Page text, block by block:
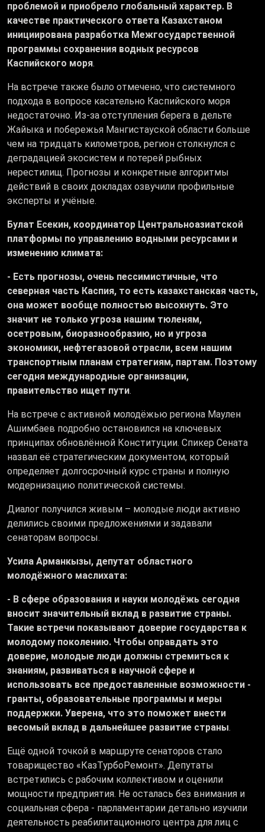
проблемой и приобрело глобальный характер. В
качестве практического ответа Казахстаном
инициирована разработка Межгосударственной
программы сохранения водных ресурсов
Каспийского моря.
На встрече также было отмечено, что системного
подхода в вопросе касательно Каспийского моря
недостаточно. Из-за отступления берега в дельте
Жайыка и побережья Мангистауской области больше
чем на тридцать километров, регион столкнулся с
деградацией экосистем и потерей рыбных
нерестилищ. Прогнозы и конкретные алгоритмы
действий в своих докладах озвучили профильные
эксперты и учёные.
Булат Есекин, координатор Центральноазиатской
платформы по управлению водными ресурсами и
изменению климата:
- Есть прогнозы, очень пессимистичные, что
северная часть Каспия, то есть казахстанская часть,
она может вообще полностью высохнуть. Это
значит не только угроза нашим тюленям,
осетровым, биоразнообразию, но и угроза
экономики, нефтегазовой отрасли, всем нашим
транспортным планам стратегиям, партам. Поэтому
сегодня международные организации,
правительство ищет пути.
На встрече с активной молодёжью региона Маулен
Ашимбаев подробно остановился на ключевых
принципах обновлённой Конституции. Спикер Сената
назвал её стратегическим документом, который
определяет долгосрочный курс страны и полную
модернизацию политической системы.
Диалог получился живым – молодые люди активно
делились своими предложениями и задавали
сенаторам вопросы.
Усила Арманкызы, депутат областного
молодёжного маслихата:
- В сфере образования и науки молодёжь сегодня
вносит значительный вклад в развитие страны.
Такие встречи показывают доверие государства к
молодому поколению. Чтобы оправдать это
доверие, молодые люди должны стремиться к
знаниям, развиваться в научной сфере и
использовать все предоставленные возможности -
гранты, образовательные программы и меры
поддержки. Уверена, что это поможет внести
весомый вклад в дальнейшее развитие страны.
Ещё одной точкой в маршруте сенаторов стало
товарищество «КазТурбоРемонт». Депутаты
встретились с рабочим коллективом и оценили
мощности предприятия. Не осталась без внимания и
социальная сфера - парламентарии детально изучили
деятельность реабилитационного центра для лиц с